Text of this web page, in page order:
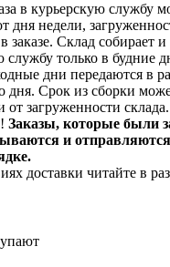
в курьерскую службу
дня недели,
заказе. Склад собирает и
службу только в будние
дни передаются в
дня. Срок из сборки
от загруженности склада.
Заказы, которые были
и
доставки читайте в